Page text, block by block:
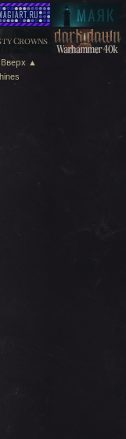
Вверх ▲